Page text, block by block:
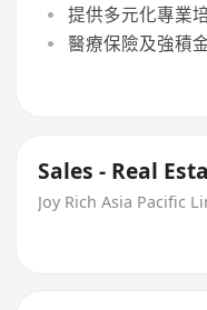
提供多元化專業
醫療保險及強積
Sales -
Joy Rich Asia Pacific